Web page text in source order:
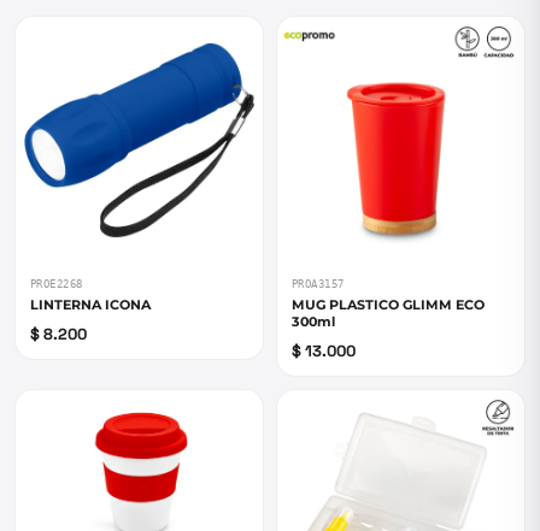
PROE2268
LINTERNA ICONA
$ 8.200
PROA3157
MUG PLASTICO GLIMM ECO
300ml
$ 13.000